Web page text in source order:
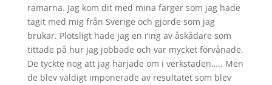
ramarna. Jag kom dit med mina färger som jag hade
tagit med mig från Sverige och gjorde som jag
brukar. Plötsligt hade jag en ring av åskådare som
tittade på hur jag jobbade och var mycket förvånade.
De tyckte nog att jag härjade om i verkstaden….. Men
de blev väldigt imponerade av resultatet som blev